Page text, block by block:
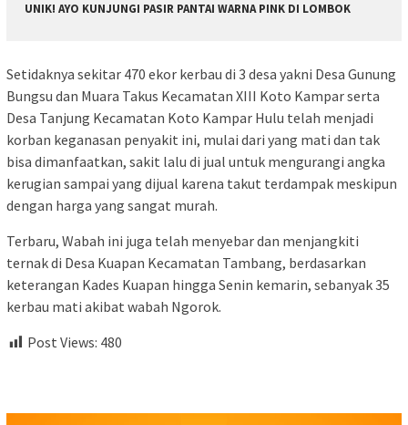
UNIK! AYO KUNJUNGI PASIR PANTAI WARNA PINK DI LOMBOK
Setidaknya sekitar 470 ekor kerbau di 3 desa yakni Desa Gunung
Bungsu dan Muara Takus Kecamatan XIII Koto Kampar serta
Desa Tanjung Kecamatan Koto Kampar Hulu telah menjadi
korban keganasan penyakit ini, mulai dari yang mati dan tak
bisa dimanfaatkan, sakit lalu di jual untuk mengurangi angka
kerugian sampai yang dijual karena takut terdampak meskipun
dengan harga yang sangat murah.
Terbaru, Wabah ini juga telah menyebar dan menjangkiti
ternak di Desa Kuapan Kecamatan Tambang, berdasarkan
keterangan Kades Kuapan hingga Senin kemarin, sebanyak 35
kerbau mati akibat wabah Ngorok.
Post Views: 480